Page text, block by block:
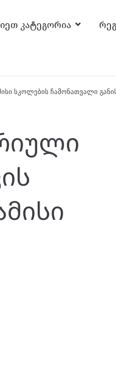
კატეგორია
სკოლების ჩამონათვალი